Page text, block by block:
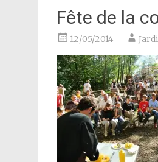
Fête de la
12/05/2014